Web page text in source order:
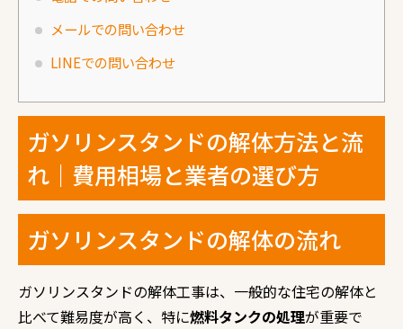
メールでの問い合わせ
LINEでの問い合わせ
ガソリンスタンドの解体方法と流
れ｜費用相場と業者の選び方
ガソリンスタンドの解体の流れ
ガソリンスタンドの解体工事は、一般的な住宅の解体と
比べて難易度が高く、特に燃料タンクの処理が重要で